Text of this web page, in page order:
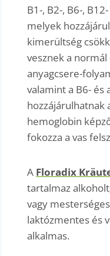
B1-, B2-, B6-,
melyek
kimerültség
vesznek a
anyagcsere-
valamint a B6- és
hozzájárulhatnak
hemoglobin
fokozza a vas
A Floradix
tartalmaz
vagy
laktózmentes és
alkalmas.